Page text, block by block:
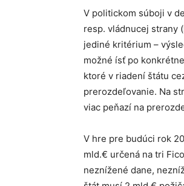
V politickom súboji v
resp. vládnucej strany
jediné kritérium –
možné ísť po
ktoré v riadení štátu
prerozdeľovanie. Na
viac peňazí na
V hre pre budúci rok
mld.€ určená na tri
neznížené dane,